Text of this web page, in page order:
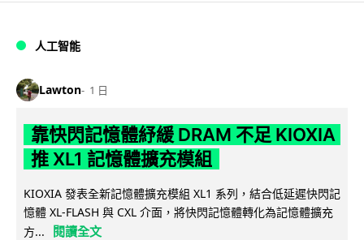
人工智能
Lawton 1 日
靠快閃記憶體紓緩 DRAM 不足 KIOXIA
推 XL1 記憶體擴充模組
KIOXIA 發表全新記憶體擴充模組 XL1 系列，結合低延遲快閃記
憶體 XL-FLASH 與 CXL 介面，將快閃記憶體轉化為記憶體擴充
方...
閱讀全文